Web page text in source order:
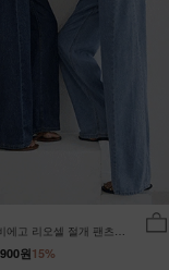
에고 리오셀 절개 팬츠
15%
원